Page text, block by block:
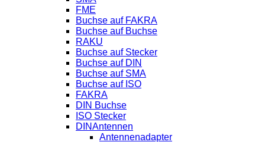
FME
Buchse auf FAKRA
Buchse auf Buchse
RAKU
Buchse auf Stecker
Buchse auf DIN
Buchse auf SMA
Buchse auf ISO
FAKRA
DIN Buchse
ISO Stecker
DINAntennen
Antennenadapter